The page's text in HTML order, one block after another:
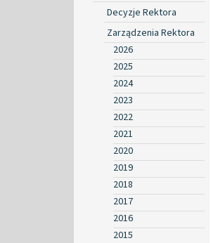
Decyzje Rektora
Zarządzenia Rektora
2026
2025
2024
2023
2022
2021
2020
2019
2018
2017
2016
2015